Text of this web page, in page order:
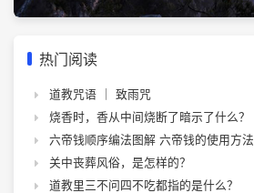
热门阅读
道教咒语 ｜ 致雨咒
烧香时，香从中间烧断了暗示了什么？
六帝钱顺序编法图解 六帝钱的使用方法
关中丧葬风俗，是怎样的？
道教里三不问四不吃都指的是什么？